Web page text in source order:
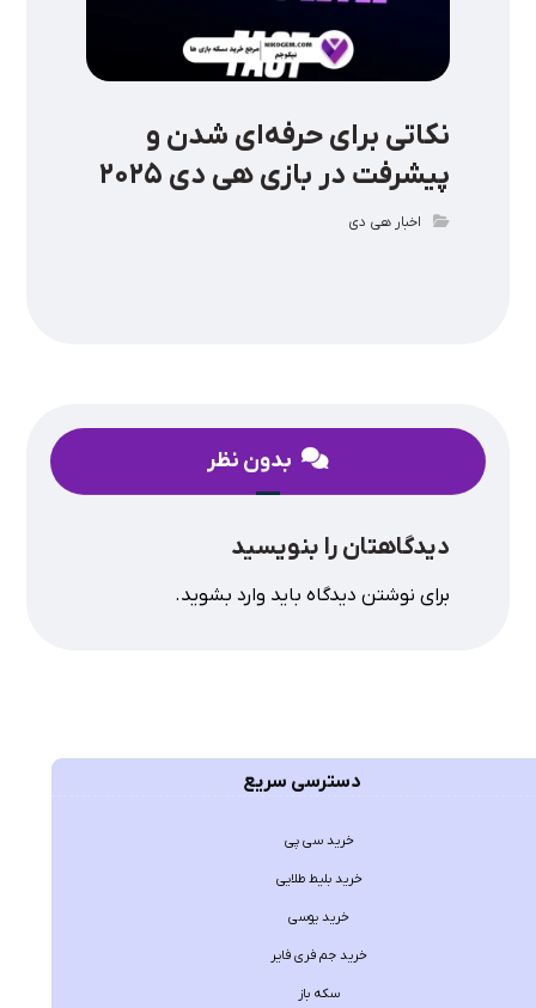
نکاتی برای حرفه‌ای شدن و
پیشرفت در بازی هی دی ۲۰۲۵
اخبار هی دی
بدون نظر
دیدگاهتان را بنویسید
برای نوشتن دیدگاه باید وارد بشوید.
دسترسی سریع
خرید سی پی
خرید بلیط طلایی
خرید یوسی
خرید جم فری فایر
سکه باز